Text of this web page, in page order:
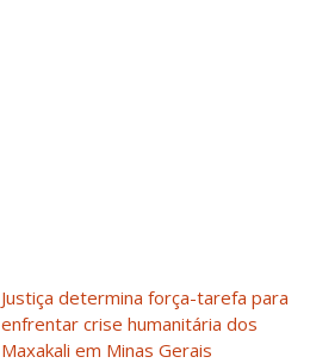
Justiça determina força-tarefa para
enfrentar crise humanitária dos
Maxakali em Minas Gerais